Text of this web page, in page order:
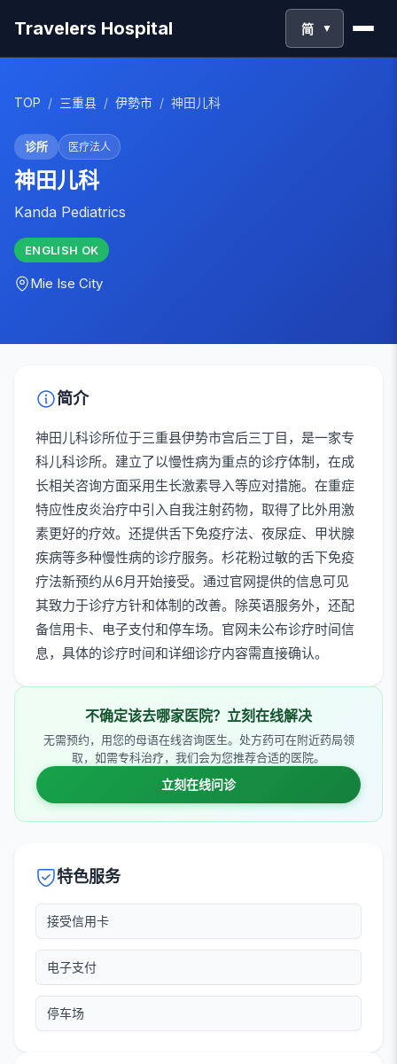
Travelers Hospital 简 ▼
TOP / 三重县 / 伊勢市 / 神田儿科
诊所 医疗法人
神田儿科
Kanda Pediatrics
ENGLISH OK
Mie Ise City
简介
神田儿科诊所位于三重县伊势市宫后三丁目，是一家专
科儿科诊所。建立了以慢性病为重点的诊疗体制，在成
长相关咨询方面采用生长激素导入等应对措施。在重症
特应性皮炎治疗中引入自我注射药物，取得了比外用激
素更好的疗效。还提供舌下免疫疗法、夜尿症、甲状腺
疾病等多种慢性病的诊疗服务。杉花粉过敏的舌下免疫
疗法新预约从6月开始接受。通过官网提供的信息可见
其致力于诊疗方针和体制的改善。除英语服务外，还配
备信用卡、电子支付和停车场。官网未公布诊疗时间信
息，具体的诊疗时间和详细诊疗内容需直接确认。
不确定该去哪家医院？立刻在线解决
无需预约，用您的母语在线咨询医生。处方药可在附近药局领
取，如需专科治疗，我们会为您推荐合适的医院。
立刻在线问诊
特色服务
接受信用卡
电子支付
停车场